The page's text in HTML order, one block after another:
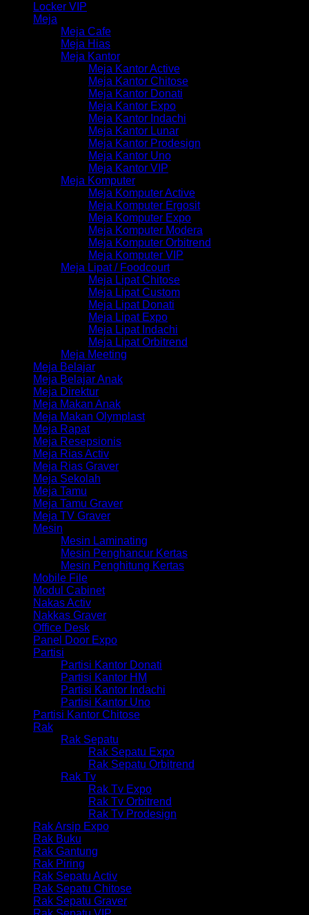
Locker VIP
Meja
Meja Cafe
Meja Hias
Meja Kantor
Meja Kantor Active
Meja Kantor Chitose
Meja Kantor Donati
Meja Kantor Expo
Meja Kantor Indachi
Meja Kantor Lunar
Meja Kantor Prodesign
Meja Kantor Uno
Meja Kantor VIP
Meja Komputer
Meja Komputer Active
Meja Komputer Ergosit
Meja Komputer Expo
Meja Komputer Modera
Meja Komputer Orbitrend
Meja Komputer VIP
Meja Lipat / Foodcourt
Meja Lipat Chitose
Meja Lipat Custom
Meja Lipat Donati
Meja Lipat Expo
Meja Lipat Indachi
Meja Lipat Orbitrend
Meja Meeting
Meja Belajar
Meja Belajar Anak
Meja Direktur
Meja Makan Anak
Meja Makan Olymplast
Meja Rapat
Meja Resepsionis
Meja Rias Activ
Meja Rias Graver
Meja Sekolah
Meja Tamu
Meja Tamu Graver
Meja TV Graver
Mesin
Mesin Laminating
Mesin Penghancur Kertas
Mesin Penghitung Kertas
Mobile File
Modul Cabinet
Nakas Activ
Nakkas Graver
Office Desk
Panel Door Expo
Partisi
Partisi Kantor Donati
Partisi Kantor HM
Partisi Kantor Indachi
Partisi Kantor Uno
Partisi Kantor Chitose
Rak
Rak Sepatu
Rak Sepatu Expo
Rak Sepatu Orbitrend
Rak Tv
Rak Tv Expo
Rak Tv Orbitrend
Rak Tv Prodesign
Rak Arsip Expo
Rak Buku
Rak Gantung
Rak Piring
Rak Sepatu Activ
Rak Sepatu Chitose
Rak Sepatu Graver